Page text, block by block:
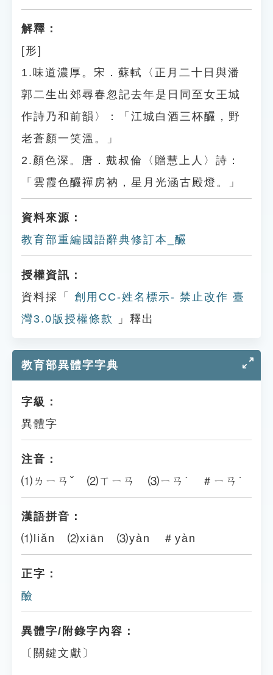
解釋：
[形]
1.味道濃厚。宋．蘇軾〈正月二十日與潘
郭二生出郊尋春忽記去年是日同至女王城
作詩乃和前韻〉：「江城白酒三杯釅，野
老蒼顏一笑溫。」
2.顏色深。唐．戴叔倫〈贈慧上人〉詩：
「雲霞色釅禪房衲，星月光涵古殿燈。」
資料來源：
教育部重編國語辭典修訂本_釅
授權資訊：
資料採「
創用CC-姓名標示- 禁止改作 臺
灣3.0版授權條款
」釋出
教育部異體字字典
字級：
異體字
注音：
⑴ㄌㄧㄢˇ ⑵ㄒㄧㄢ ⑶ㄧㄢˋ ＃ㄧㄢˋ
漢語拼音：
⑴liǎn ⑵xiān ⑶yàn ＃yàn
正字：
醶
異體字/附錄字內容：
〔關鍵文獻〕